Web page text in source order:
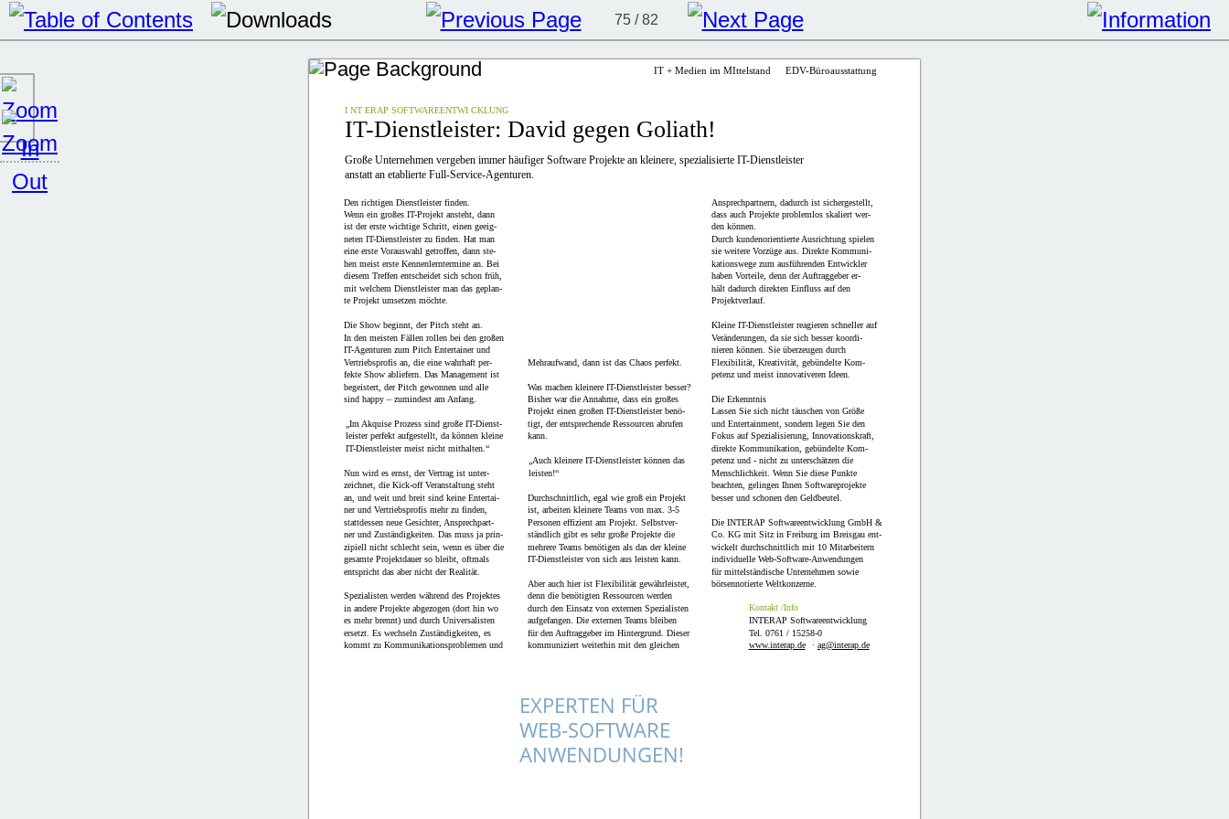
75 / 82
IT + Medien im MIttelstand EDV-Büroausstattung
Ansprechpartnern, dadurch ist sichergestellt,
dass auch Projekte problemlos skaliert wer-
den können.
Durch kundenorientierte Ausrichtung spielen
sie weitere Vorzüge aus. Direkte Kommuni-
kationswege zum ausführenden Entwickler
haben Vorteile, denn der Auftraggeber er-
hält dadurch direkten Einfluss auf den
Projektverlauf.
Kleine IT-Dienstleister reagieren schneller auf
Veränderungen, da sie sich besser koordi-
nieren können. Sie überzeugen durch
Flexibilität, Kreativität, gebündelte Kom-
petenz und meist innovativeren Ideen.
Die Erkenntnis
Lassen Sie sich nicht täuschen von Größe
und Entertainment, sondern legen Sie den
Fokus auf Spezialisierung, Innovationskraft,
direkte Kommunikation, gebündelte Kom-
petenz und - nicht zu unterschätzen die
Menschlichkeit. Wenn Sie diese Punkte
beachten, gelingen Ihnen Softwareprojekte
besser und schonen den Geldbeutel.
Die INTERAP Softwareentwicklung GmbH &
Co. KG mit Sitz in Freiburg im Breisgau ent-
wickelt durchschnittlich mit 10 Mitarbeitern
individuelle Web-Software-Anwendungen
für mittelständische Unternehmen sowie
börsennotierte Weltkonzerne.
Kontakt /Info
INTERAP Softwareentwicklung
Tel. 0761 / 15258-0
www.interap.de
· ag@interap.de
Mehraufwand, dann ist das Chaos perfekt.
Was machen kleinere IT-Dienstleister besser?
Bisher war die Annahme, dass ein großes
Projekt einen großen IT-Dienstleister benö-
tigt, der entsprechende Ressourcen abrufen
kann.
„Auch kleinere IT-Dienstleister können das
leisten!“
Durchschnittlich, egal wie groß ein Projekt
ist, arbeiten kleinere Teams von max. 3-5
Personen effizient am Projekt. Selbstver-
ständlich gibt es sehr große Projekte die
mehrere Teams benötigen als das der kleine
IT-Dienstleister von sich aus leisten kann.
Aber auch hier ist Flexibilität gewährleistet,
denn die benötigten Ressourcen werden
durch den Einsatz von externen Spezialisten
aufgefangen. Die externen Teams bleiben
für den Auftraggeber im Hintergrund. Dieser
kommuniziert weiterhin mit den gleichen
Den richtigen Dienstleister finden.
Wenn ein großes IT-Projekt ansteht, dann
ist der erste wichtige Schritt, einen geeig-
neten IT-Dienstleister zu finden. Hat man
eine erste Vorauswahl getroffen, dann ste-
hen meist erste Kennenlerntermine an. Bei
diesem Treffen entscheidet sich schon früh,
mit welchem Dienstleister man das geplan-
te Projekt umsetzen möchte.
Die Show beginnt, der Pitch steht an.
In den meisten Fällen rollen bei den großen
IT-Agenturen zum Pitch Entertainer und
Vertriebsprofis an, die eine wahrhaft per-
fekte Show abliefern. Das Management ist
begeistert, der Pitch gewonnen und alle
sind happy – zumindest am Anfang.
„Im Akquise Prozess sind große IT-Dienst-
leister perfekt aufgestellt, da können kleine
IT-Dienstleister meist nicht mithalten.“
Nun wird es ernst, der Vertrag ist unter-
zeichnet, die Kick-off Veranstaltung steht
an, und weit und breit sind keine Entertai-
ner und Vertriebsprofis mehr zu finden,
stattdessen neue Gesichter, Ansprechpart-
ner und Zuständigkeiten. Das muss ja prin-
zipiell nicht schlecht sein, wenn es über die
gesamte Projektdauer so bleibt, oftmals
entspricht das aber nicht der Realität.
Spezialisten werden während des Projektes
in andere Projekte abgezogen (dort hin wo
es mehr brennt) und durch Universalisten
ersetzt. Es wechseln Zuständigkeiten, es
kommt zu Kommunikationsproblemen und
I NT ERAP SOFTWAREENTWI CKLUNG
IT-Dienstleister: David gegen Goliath!
Große Unternehmen vergeben immer häufiger Software Projekte an kleinere, spezialisierte IT-Dienstleister
anstatt an etablierte Full-Service-Agenturen.
EXPERTEN FÜR
WEB-SOFTWARE
ANWENDUNGEN!